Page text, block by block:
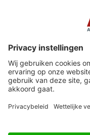
Werken bij ons
Privacy Statement
Algemene Voorwaarden
Privacyinstellingen